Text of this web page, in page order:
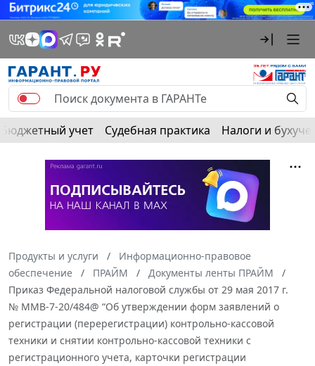
Бюджетный учет Судебная практика Налоги и
Продукты и услуги
Информационно-правовое
обеспечение
ПРАЙМ
Документы ленты ПРАЙМ
Приказ Федеральной налоговой службы от 29 мая 2017 г.
№ ММВ-7-20/484@ “Об утверждении форм заявлений о
регистрации (перерегистрации) контрольно-кассовой
техники и снятии контрольно-кассовой техники с
регистрационного учета, карточки регистрации